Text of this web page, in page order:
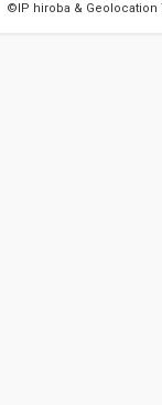
©IP hiroba & Geolocation